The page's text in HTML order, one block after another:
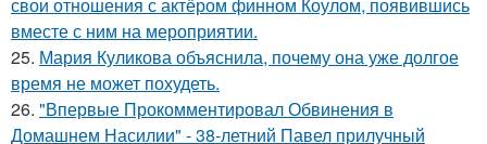
вместе с ним на мероприятии.
25. Мария Куликова объяснила, почему она уже долгое
время не может похудеть.
26. "Впервые Прокомментировал Обвинения в
Домашнем Насилии" - 38-летний Павел прилучный